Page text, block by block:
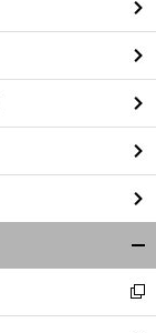
る
閉
新
し